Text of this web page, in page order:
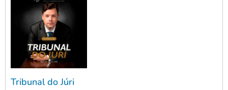
Tribunal do Júri